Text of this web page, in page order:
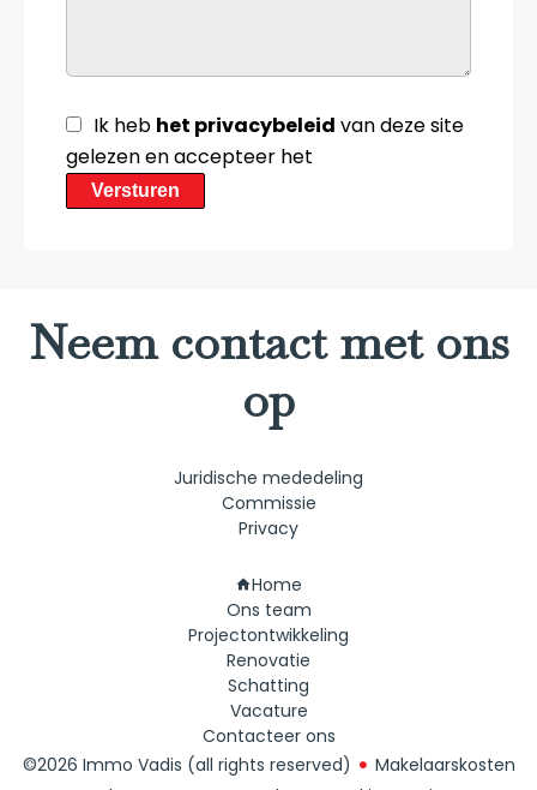
Ik heb het privacybeleid van deze site
gelezen en accepteer het
Versturen
Neem contact met ons
op
Juridische mededeling
Commissie
Privacy
Home
Ons team
Projectontwikkeling
Renovatie
Schatting
Vacature
Contacteer ons
©2026 Immo Vadis (all rights reserved)
Makelaarskosten